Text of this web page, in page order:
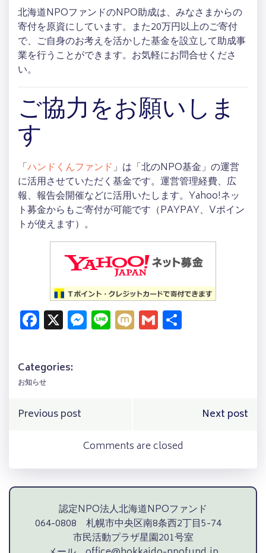
北海道NPOファンドのNPO助成は、みなさまからの
寄付を原資にしています。また20万円以上のご寄付
で、ご自身のお考えを活かした基金を設立して助成事
業を行うことができます。お気軽にお問合せくださ
い。
ご協力をお願いしま
す
「ハンドくんファンド」は「北のNPO基金」の運営
に活用させていただく基金です。運営管理経費、広
報、報告会開催などに活用いたします。Yahoo!ネッ
ト募金からもご寄付が可能です（PAYPAY、Vポイン
トが使えます）。
Facebook
X Messenger
LineMixiGmail
Categories:
お知らせ
Post
navigation
Previous post
navigation
Next post
Comments are closed
認定NPO法人北海道NPOファンド
064-0808 札幌市中央区南8条西2丁目5-74
市民活動プラザ星園201号室